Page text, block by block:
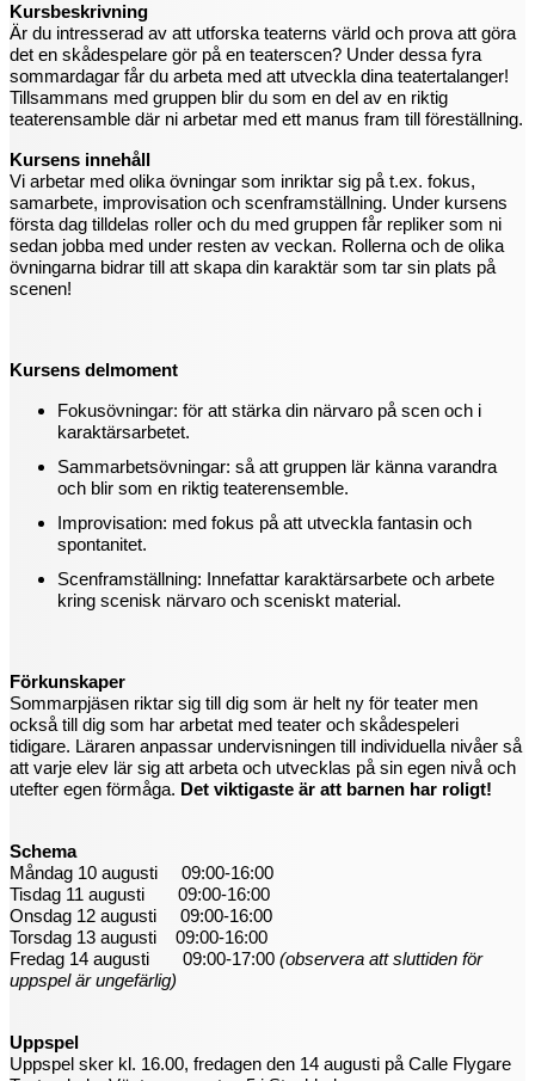
Kursbeskrivning
Är du intresserad av att utforska teaterns värld och prova att göra
det en skådespelare gör på en teaterscen? Under dessa fyra
sommardagar får du arbeta med att utveckla dina teatertalanger!
Tillsammans med gruppen blir du som en del av en riktig
teaterensamble där ni arbetar med ett manus fram till föreställning.
Kursens innehåll
Vi arbetar med olika övningar som inriktar sig på t.ex. fokus,
samarbete, improvisation och scenframställning. Under kursens
första dag tilldelas roller och du med gruppen får repliker som ni
sedan jobba med under resten av veckan. Rollerna och de olika
övningarna bidrar till att skapa din karaktär som tar sin plats på
scenen!
Kursens delmoment
Fokusövningar: för att stärka din närvaro på scen och i
karaktärsarbetet.
Sammarbetsövningar: så att gruppen lär känna varandra
och blir som en riktig teaterensemble.
Improvisation: med fokus på att utveckla fantasin och
spontanitet.
Scenframställning: Innefattar karaktärsarbete och arbete
kring scenisk närvaro och sceniskt material.
Förkunskaper
Sommarpjäsen riktar sig till dig som är helt ny för teater men
också till dig som har arbetat med teater och skådespeleri
tidigare. Läraren anpassar undervisningen till individuella nivåer så
att varje elev lär sig att arbeta och utvecklas på sin egen nivå och
utefter egen förmåga. Det viktigaste är att barnen har roligt!
Schema
Måndag 10 augusti 09:00-16:00
Tisdag 11 augusti 09:00-16:00
Onsdag 12 augusti 09:00-16:00
Torsdag 13 augusti 09:00-16:00
Fredag 14 augusti 09:00-17:00 (observera att sluttiden för
uppspel är ungefärlig)
Uppspel
Uppspel sker kl. 16.00, fredagen den 14 augusti på Calle Flygare